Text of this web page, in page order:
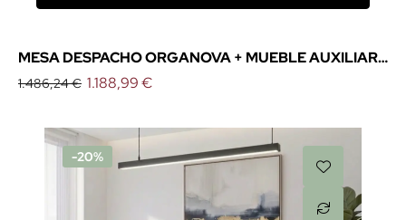
MESA DESPACHO ORGANOVA + MUEBLE AUXILIAR
DE EMOBOK
1.486,24 € 1.188,99 €
-20%